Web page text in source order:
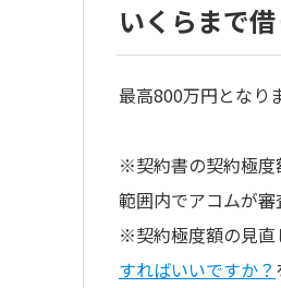
いくらまで
最高800万円となり
※契約書の契約極度
範囲内でアコムが審
※契約極度額の見直
すればいいですか？